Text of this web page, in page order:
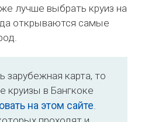
лучше выбрать круиз на
открываются самые
зарубежная карта, то
круизы в Бангкоке
на этом сайте